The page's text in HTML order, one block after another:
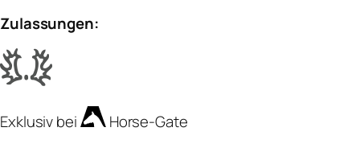
Zulassungen:
Exklusiv bei Horse-Gate